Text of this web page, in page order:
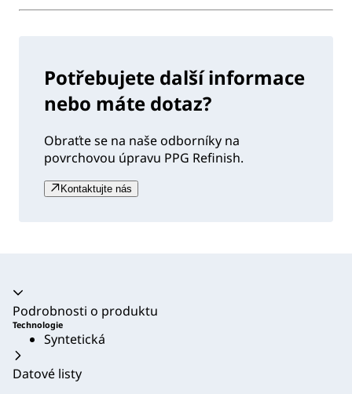
Potřebujete další informace
nebo máte dotaz?
Obraťte se na naše odborníky na
povrchovou úpravu PPG Refinish.
Kontaktujte nás
Akordeon se zhroutil
Podrobnosti o produktu
Technologie
Syntetická
Datové listy